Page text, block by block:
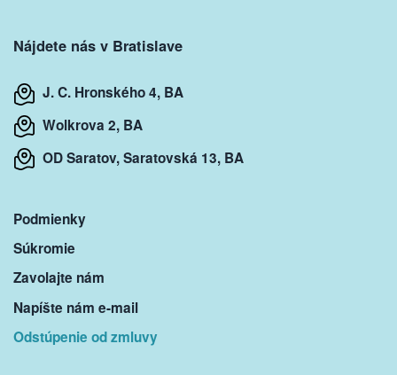
Nájdete nás v Bratislave
J. C. Hronského 4, BA
Wolkrova 2, BA
OD Saratov, Saratovská 13, BA
Podmienky
Súkromie
Zavolajte nám
Napíšte nám e-mail
Odstúpenie od zmluvy